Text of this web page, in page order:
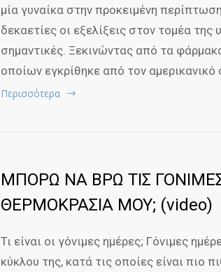
μία γυναίκα στην προκειμένη
δεκαετίες οι εξελίξεις στον τομέα
σημαντικές. Ξεκινώντας από τα
οποίων εγκρίθηκε από τον αμερικανικό
Περισσότερα
ΜΠΟΡΩ ΝΑ ΒΡΩ ΤΙΣ
ΘΕΡΜΟΚΡΑΣΙΑ ΜΟΥ; (video)
Τι είναι οι γόνιμες ημέρες; Γόνιμες
κύκλου της, κατά τις οποίες είναι